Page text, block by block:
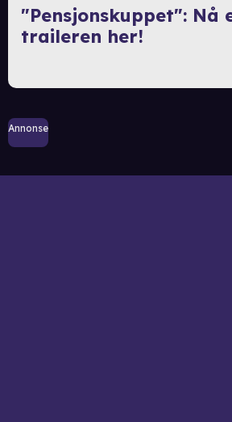
"Pensjonskuppet": Nå
traileren her!
Annonse